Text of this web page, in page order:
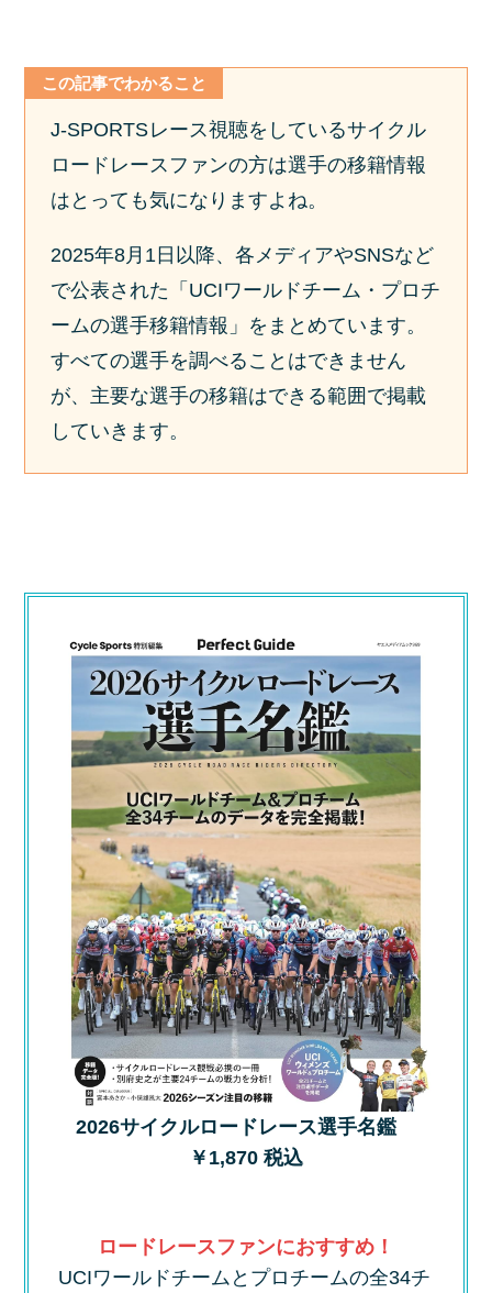
この記事でわかること
J-SPORTSレース視聴をしているサイクル
ロードレースファンの方は選手の移籍情報
はとっても気になりますよね。
2025年8月1日以降、各メディアやSNSなど
で公表された「UCIワールドチーム・プロチ
ームの選手移籍情報」をまとめています。
すべての選手を調べることはできません
が、主要な選手の移籍はできる範囲で掲載
していきます。
2026サイクルロードレース選手名鑑
￥1,870 税込
ロードレースファンにおすすめ！
UCIワールドチームとプロチームの全34チ